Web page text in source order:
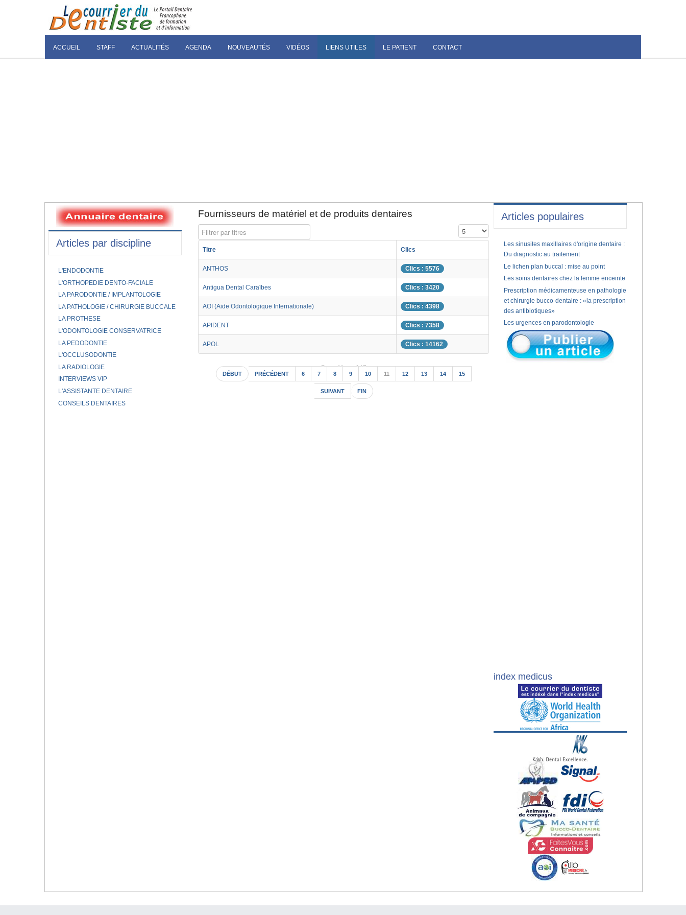
ACCUEIL STAFF ACTUALITÉS AGENDA NOUVEAUTÉS VIDÉOS LIENS UTILES LE PATIENT CONTACT
Fournisseurs de matériel et de produits dentaires
Filtrer par titres Affichage #
Titre Clics
ANTHOS Clics : 5576
Antigua Dental Caraïbes Clics : 3420
AOI (Aide Odontologique Internationale) Clics : 4398
APIDENT Clics : 7358
APOL Clics : 14162
Page 11 sur 147
DÉBUT PRÉCÉDENT 6 7 8 9 10 11 12 13 14 15
SUIVANT FIN
Articles par discipline
L'ENDODONTIE
L'ORTHOPEDIE DENTO-FACIALE
LA PARODONTIE / IMPLANTOLOGIE
LA PATHOLOGIE / CHIRURGIE BUCCALE
LA PROTHESE
L'ODONTOLOGIE CONSERVATRICE
LA PEDODONTIE
L'OCCLUSODONTIE
LA RADIOLOGIE
INTERVIEWS VIP
L'ASSISTANTE DENTAIRE
CONSEILS DENTAIRES
Articles populaires
Les sinusites maxillaires d'origine dentaire :
Du diagnostic au traitement
Le lichen plan buccal : mise au point
Les soins dentaires chez la femme enceinte
Prescription médicamenteuse en pathologie
et chirurgie bucco-dentaire : «la prescription
des antibiotiques»
Les urgences en parodontologie
index medicus